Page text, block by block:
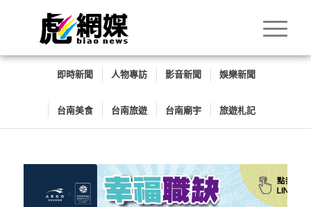
即時新聞 人物專訪 影音新聞 娛樂新聞
台南美食 台南旅遊 台南廟宇 旅遊札記